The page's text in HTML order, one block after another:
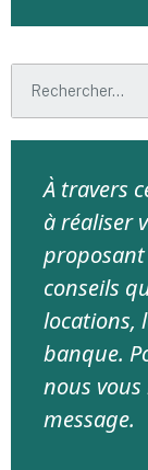
À travers
à réaliser
conseils
locations,
banque.
nous
message.